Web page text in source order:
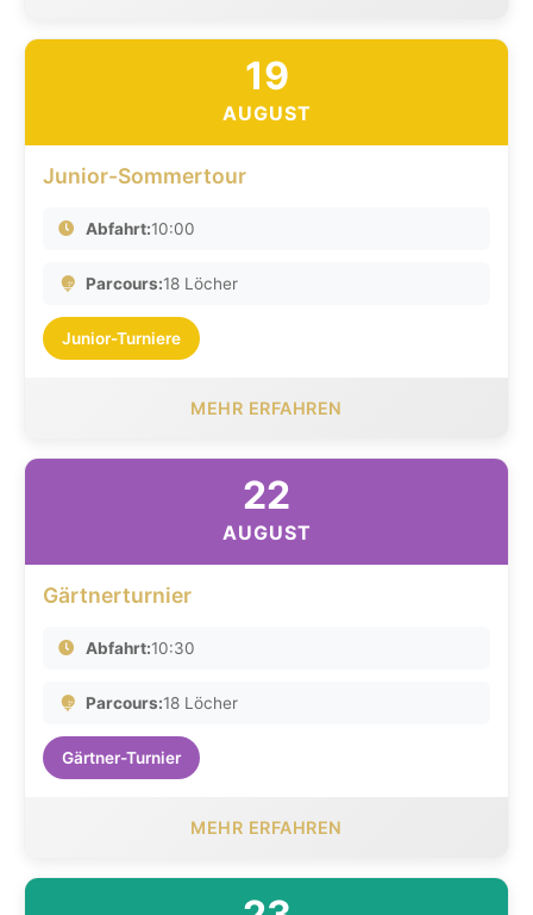
19
AUGUST
Junior-Sommertour
Abfahrt:10:00
Parcours:18 Löcher
Junior-Turniere
MEHR ERFAHREN
22
AUGUST
Gärtnerturnier
Abfahrt:10:30
Parcours:18 Löcher
Gärtner-Turnier
MEHR ERFAHREN